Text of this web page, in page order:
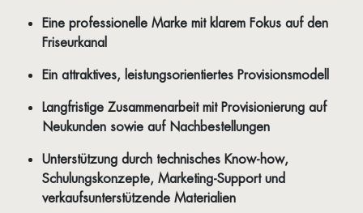
Eine professionelle Marke mit klarem Fokus auf den
Friseurkanal
Ein attraktives, leistungsorientiertes Provisionsmodell
Langfristige Zusammenarbeit mit Provisionierung auf
Neukunden sowie auf Nachbestellungen
Unterstützung durch technisches Know-how,
Schulungskonzepte, Marketing-Support und
verkaufsunterstützende Materialien